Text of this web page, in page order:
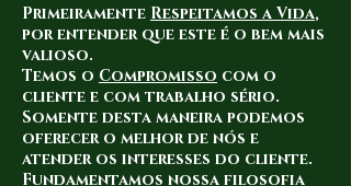
Primeiramente Respeitamos a Vida,
por entender que este é o bem mais
valioso.
Temos o Compromisso com o
cliente e com trabalho sério.
Somente desta maneira podemos
oferecer o melhor de nós e
atender os interesses do cliente.
Fundamentamos nossa filosofia